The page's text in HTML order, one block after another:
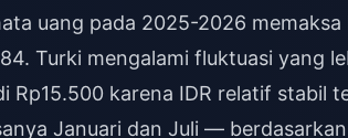
uang pada 2025-2026
Turki mengalami fluktuasi yang
Rp15.500 karena IDR relatif stabil
Januari dan Juli —